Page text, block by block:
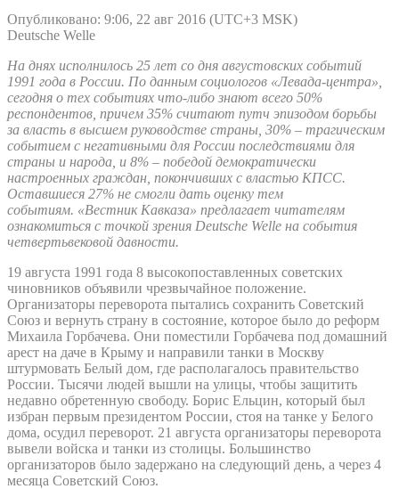
Опубликовано: 9:06, 22 авг 2016 (UTC+3 MSK)
Deutsche Welle
На днях исполнилось 25 лет со дня августовских событий
1991 года в России. По данным социологов «Левада-центра»,
сегодня о тех событиях что-либо знают всего 50%
респондентов, причем 35% считают путч эпизодом борьбы
за власть в высшем руководстве страны, 30% – трагическим
событием с негативными для России последствиями для
страны и народа, и 8% – победой демократически
настроенных граждан, покончивших с властью КПСС.
Оставшиеся 27% не смогли дать оценку тем
событиям. «Вестник Кавказа» предлагает читателям
ознакомиться с точкой зрения Deutsche Welle на события
четвертьвековой давности.
19 августа 1991 года 8 высокопоставленных советских
чиновников объявили чрезвычайное положение.
Организаторы переворота пытались сохранить Советский
Союз и вернуть страну в состояние, которое было до реформ
Михаила Горбачева. Они поместили Горбачева под домашний
арест на даче в Крыму и направили танки в Москву
штурмовать Белый дом, где располагалось правительство
России. Тысячи людей вышли на улицы, чтобы защитить
недавно обретенную свободу. Борис Ельцин, который был
избран первым президентом России, стоя на танке у Белого
дома, осудил переворот. 21 августа организаторы переворота
вывели войска и танки из столицы. Большинство
организаторов было задержано на следующий день, а через 4
месяца Советский Союз.